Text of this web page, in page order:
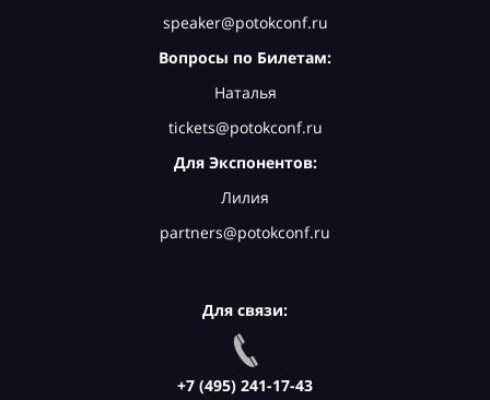
speaker@potokconf.ru
Вопросы по Билетам:
Наталья
tickets@potokconf.ru
Для Экспонентов:
Лилия
partners@potokconf.ru
Для связи:
+7 (495) 241-17-43